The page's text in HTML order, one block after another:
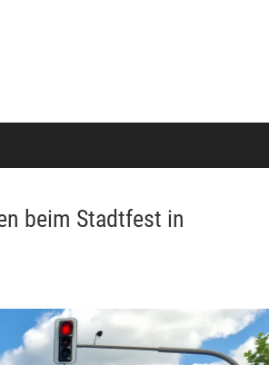
beim Stadtfest in